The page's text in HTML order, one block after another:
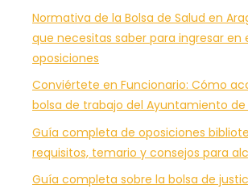
Normativa de la Bolsa de Salud en
que necesitas saber para ingresar en
oposiciones
Conviértete en Funcionario: Cómo
bolsa de trabajo del Ayuntamiento de
Guía completa de oposiciones
requisitos, temario y consejos para
Guía completa sobre la bolsa de